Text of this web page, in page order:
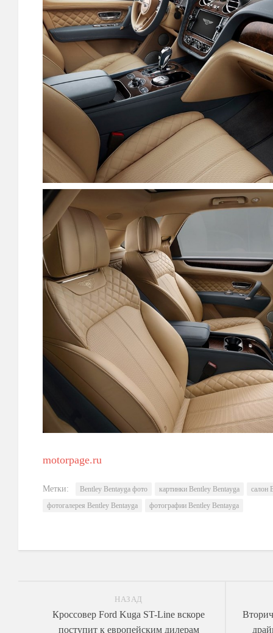
motorpage.ru
Метки: Bentley Bentayga фото картинки Bentley Bentayga
салон
фотогалерея Bentley Bentayga
фотографии Bentley Bentayga
НАЗАД
Кроссовер Ford Kuga ST-Line вскоре
поступит к европейским дилерам